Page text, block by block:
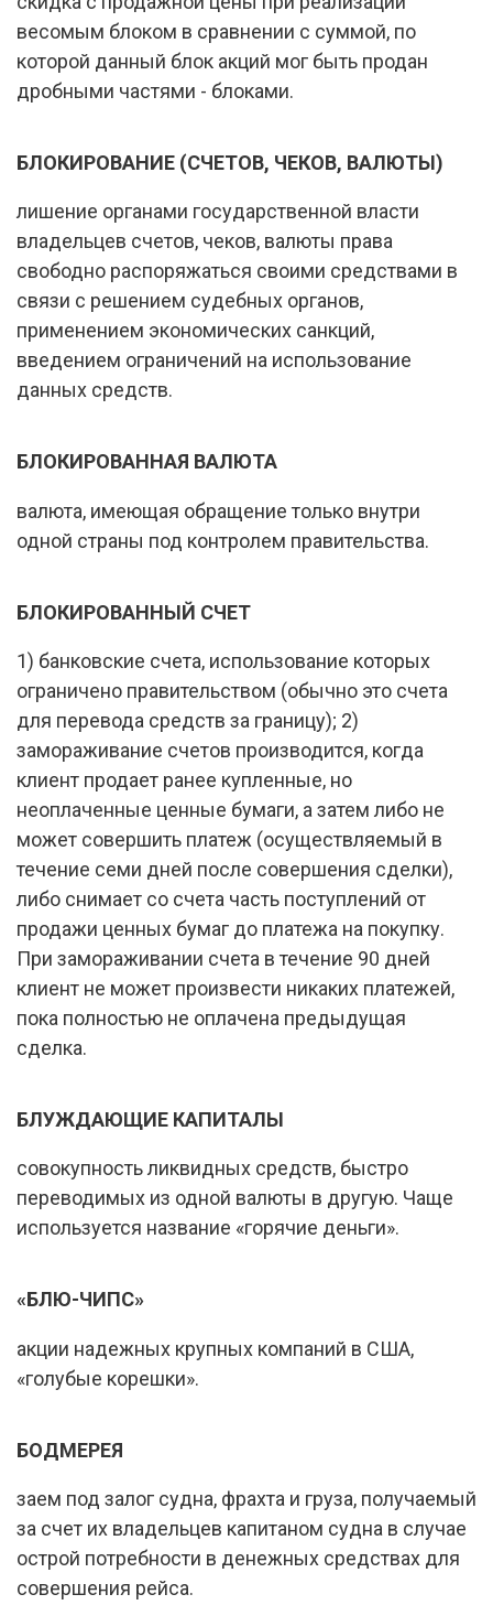
весомым блоком в сравнении с суммой, по
которой данный блок акций мог быть продан
дробными частями - блоками.
БЛОКИРОВАНИЕ (СЧЕТОВ, ЧЕКОВ, ВАЛЮТЫ)
лишение органами государственной власти
владельцев счетов, чеков, валюты права
свободно распоряжаться своими средствами в
связи с решением судебных органов,
применением экономических санкций,
введением ограничений на использование
данных средств.
БЛОКИРОВАННАЯ ВАЛЮТА
валюта, имеющая обращение только внутри
одной страны под контролем правительства.
БЛОКИРОВАННЫЙ СЧЕТ
1) банковские счета, использование которых
ограничено правительством (обычно это счета
для перевода средств за границу); 2)
замораживание счетов производится, когда
клиент продает ранее купленные, но
неоплаченные ценные бумаги, а затем либо не
может совершить платеж (осуществляемый в
течение семи дней после совершения сделки),
либо снимает со счета часть поступлений от
продажи ценных бумаг до платежа на покупку.
При замораживании счета в течение 90 дней
клиент не может произвести никаких платежей,
пока полностью не оплачена предыдущая
сделка.
БЛУЖДАЮЩИЕ КАПИТАЛЫ
совокупность ликвидных средств, быстро
переводимых из одной валюты в другую. Чаще
используется название «горячие деньги».
«БЛЮ-ЧИПС»
акции надежных крупных компаний в США,
«голубые корешки».
БОДМЕРЕЯ
заем под залог судна, фрахта и груза, получаемый
за счет их владельцев капитаном судна в случае
острой потребности в денежных средствах для
совершения рейса.